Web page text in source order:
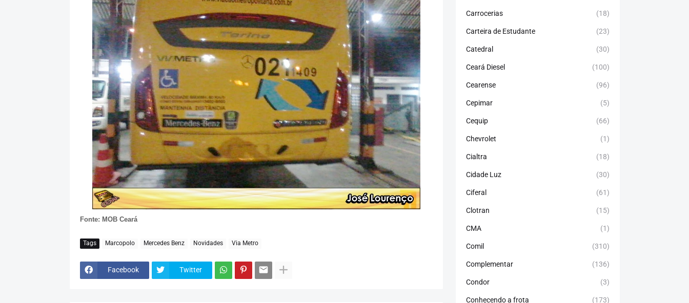
Fonte: MOB Ceará
Tags Marcopolo Mercedes Benz Novidades Via Metro
Facebook Twitter
Carrocerias (18)
Carteira de Estudante (23)
Catedral (30)
Ceará Diesel (100)
Cearense (96)
Cepimar (5)
Cequip (66)
Chevrolet (1)
Cialtra (18)
Cidade Luz (30)
Ciferal (61)
Clotran (15)
CMA (1)
Comil (310)
Complementar (136)
Condor (3)
Conhecendo a frota (173)